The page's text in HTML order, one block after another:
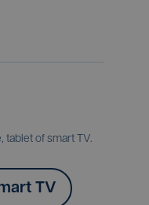
tablet of smart TV.
TV